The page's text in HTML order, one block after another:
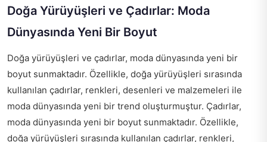
Doğa Yürüyüşleri ve Çadırlar: Moda
Dünyasında Yeni Bir Boyut
Doğa yürüyüşleri ve çadırlar, moda dünyasında yeni bir
boyut sunmaktadır. Özellikle, doğa yürüyüşleri sırasında
kullanılan çadırlar, renkleri, desenleri ve malzemeleri ile
moda dünyasında yeni bir trend oluşturmuştur. Çadırlar,
moda dünyasında yeni bir boyut sunmaktadır. Özellikle,
doğa yürüyüşleri sırasında kullanılan çadırlar, renkleri,